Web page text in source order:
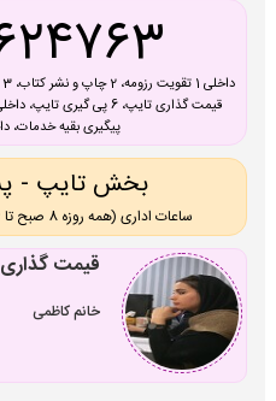
پیگیری بقیه خدمات، داخلی 9
بخش تایپ -
ساعات اداری (همه روزه 8 صبح تا 6 عصر، پنج شنبه ها تا 3 عصر )
قیمت
خانم کاظمی